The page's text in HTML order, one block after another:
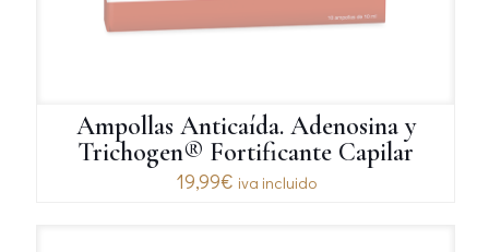
Ampollas Anticaída. Adenosina y
Trichogen® Fortificante Capilar
19,99€ iva incluido